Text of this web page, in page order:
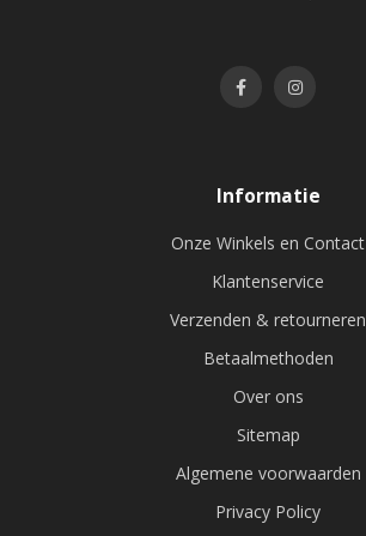
Informatie
Onze Winkels en Contact
Klantenservice
Verzenden & retourneren
Betaalmethoden
Over ons
Sitemap
Algemene voorwaarden
Privacy Policy